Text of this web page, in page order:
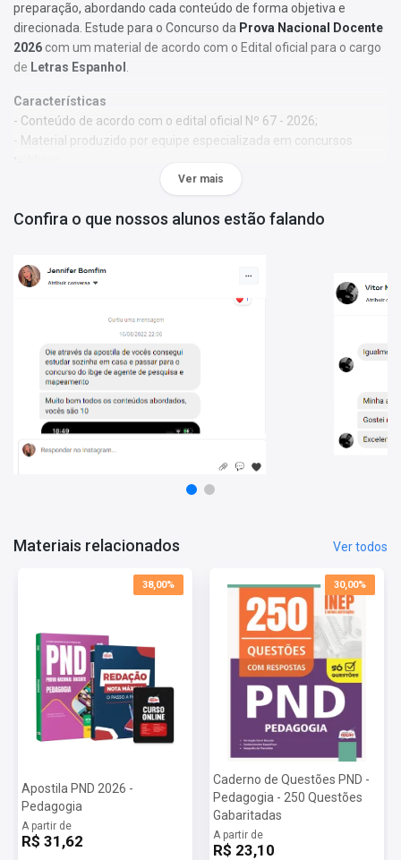
preparação, abordando cada conteúdo de forma objetiva e
direcionada. Estude para o Concurso da Prova Nacional Docente
2026com um material de acordo com o Edital oficial para o cargo
de Letras Espanhol
Características
- Conteúdo de acordo com o edital oficial Nº 67 - 2026;
- Material produzido por equipe especializada em concursos
públicos;
- Você receberá um bônus especial: Curso Online de disciplinas
básicas (Língua Portuguesa e Informática).
autores, visando à clareza e à amplitude na preparação.
Matérias da Apostila:
Formação Geral Docente
Conhecimentos Específicos
Informações Sobre o Concurso Prova Nacional Docente -
Vagas: Cadastro Reserva
Inscrições: De 22/06/2026 a 03/07/2026
Ver mais
Confira o que nossos alunos estão falando
Materiais relacionados Ver todos
38,00%
Apostila PND 2026 -
Pedagogia
A partir de
R$ 31,62
30,00%
Caderno de Questões PND -
Pedagogia - 250 Questões
Gabaritadas
A partir de
R$ 23,10